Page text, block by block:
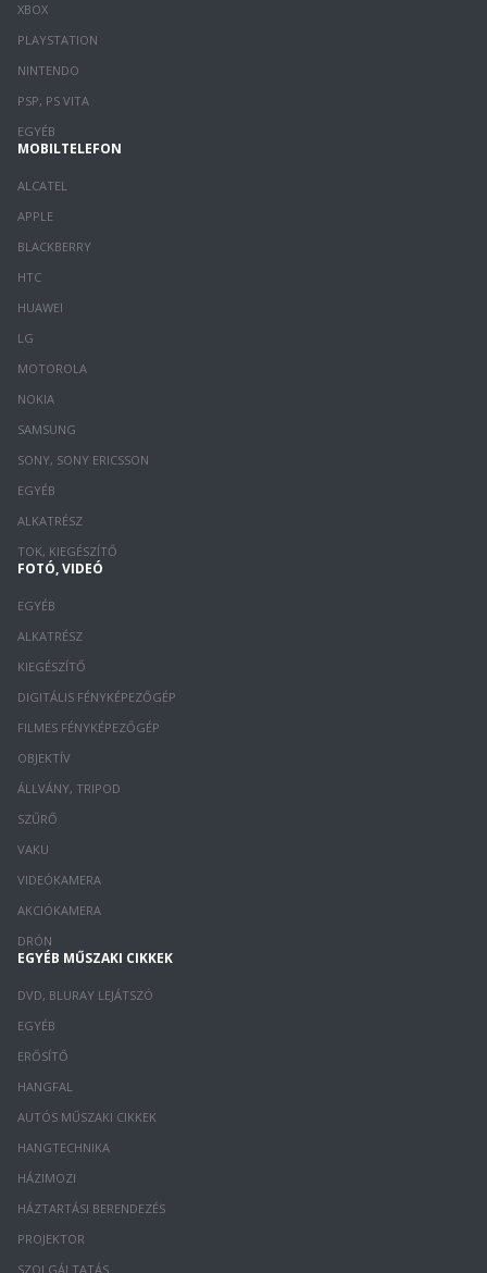
XBOX
PLAYSTATION
NINTENDO
PSP, PS VITA
EGYÉB
MOBILTELEFON
ALCATEL
APPLE
BLACKBERRY
HTC
HUAWEI
LG
MOTOROLA
NOKIA
SAMSUNG
SONY, SONY ERICSSON
EGYÉB
ALKATRÉSZ
TOK, KIEGÉSZÍTŐ
FOTÓ, VIDEÓ
EGYÉB
ALKATRÉSZ
KIEGÉSZÍTŐ
DIGITÁLIS FÉNYKÉPEZŐGÉP
FILMES FÉNYKÉPEZŐGÉP
OBJEKTÍV
ÁLLVÁNY, TRIPOD
SZŰRŐ
VAKU
VIDEÓKAMERA
AKCIÓKAMERA
DRÓN
EGYÉB MŰSZAKI CIKKEK
DVD, BLURAY LEJÁTSZÓ
EGYÉB
ERŐSÍTŐ
HANGFAL
AUTÓS MŰSZAKI CIKKEK
HANGTECHNIKA
HÁZIMOZI
HÁZTARTÁSI BERENDEZÉS
PROJEKTOR
SZOLGÁLTATÁS